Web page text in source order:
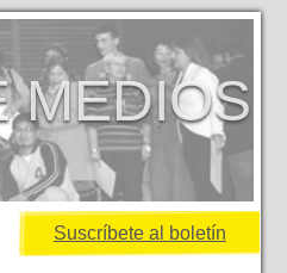
MEDIOS
Suscríbete al boletín